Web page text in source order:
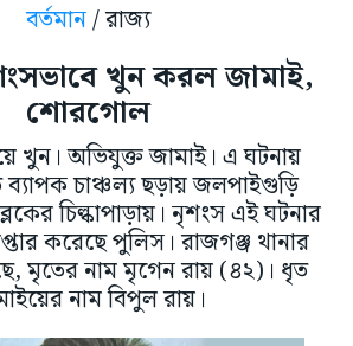
বর্তমান/ রাজ্য
খুন করল জামাই,
শোরগোল
খুন। অভিযুক্ত জামাই। এ ঘটনায়
চাঞ্চল্য ছড়ায় জলপাইগুড়ি
চিল্কাপাড়ায়। নৃশংস এই ঘটনার
করেছে পুলিস। রাজগঞ্জ থানার
মৃতের নাম মৃগেন রায় (৪২)। ধৃত
নাম বিপুল রায়।